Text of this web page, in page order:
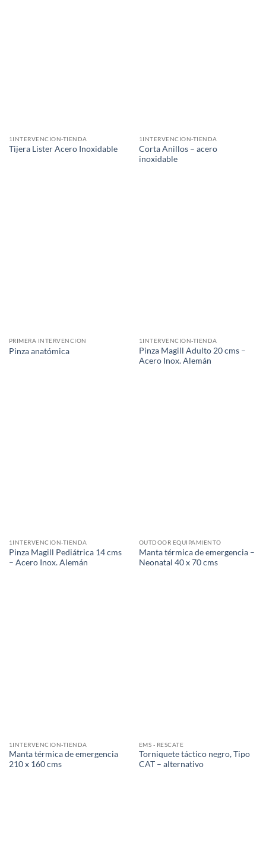
1INTERVENCION-TIENDA
Tijera Lister Acero Inoxidable
1INTERVENCION-TIENDA
Corta Anillos – acero
inoxidable
PRIMERA INTERVENCION
Pinza anatómica
1INTERVENCION-TIENDA
Pinza Magill Adulto 20 cms –
Acero Inox. Alemán
1INTERVENCION-TIENDA
Pinza Magill Pediátrica 14 cms
– Acero Inox. Alemán
OUTDOOR EQUIPAMIENTO
Manta térmica de emergencia –
Neonatal 40 x 70 cms
1INTERVENCION-TIENDA
Manta térmica de emergencia
210 x 160 cms
EMS - RESCATE
Torniquete táctico negro, Tipo
CAT – alternativo